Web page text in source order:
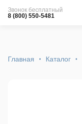
Звонок бесплатный
8 (800) 550-5481
Главная Каталог